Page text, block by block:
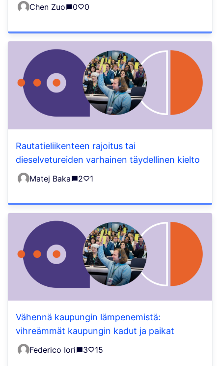
Chen Zuo 0 0
Rautatieliikenteen rajoitus tai
dieselvetureiden varhainen täydellinen kielto
Matej Baka 2 1
Vähennä kaupungin lämpenemistä:
vihreämmät kaupungin kadut ja paikat
Federico Iori 3 15